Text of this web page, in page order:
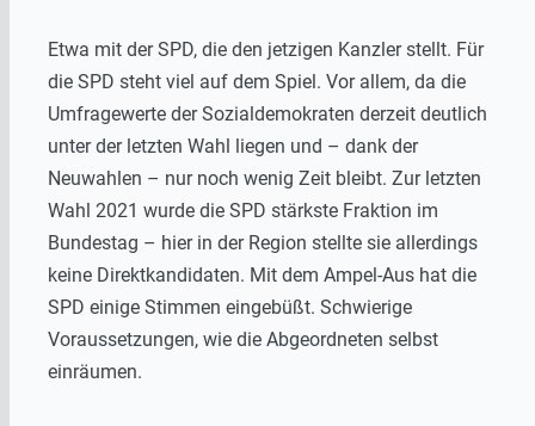
Etwa mit der SPD, die den jetzigen Kanzler stellt. Für
die SPD steht viel auf dem Spiel. Vor allem, da die
Umfragewerte der Sozialdemokraten derzeit deutlich
unter der letzten Wahl liegen und – dank der
Neuwahlen – nur noch wenig Zeit bleibt. Zur letzten
Wahl 2021 wurde die SPD stärkste Fraktion im
Bundestag – hier in der Region stellte sie allerdings
keine Direktkandidaten. Mit dem Ampel-Aus hat die
SPD einige Stimmen eingebüßt. Schwierige
Voraussetzungen, wie die Abgeordneten selbst
einräumen.